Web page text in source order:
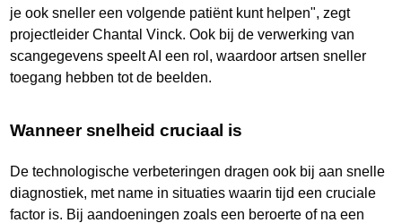
je ook sneller een volgende patiënt kunt helpen", zegt
projectleider Chantal Vinck. Ook bij de verwerking van
scangegevens speelt AI een rol, waardoor artsen sneller
toegang hebben tot de beelden.
Wanneer snelheid cruciaal is
De technologische verbeteringen dragen ook bij aan snelle
diagnostiek, met name in situaties waarin tijd een cruciale
factor is. Bij aandoeningen zoals een beroerte of na een